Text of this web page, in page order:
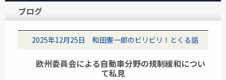
ブログ
2025年12月25日 和田憲一郎のビリビリ！とくる話
欧州委員会による自動車分野の規制緩和につい
て私見